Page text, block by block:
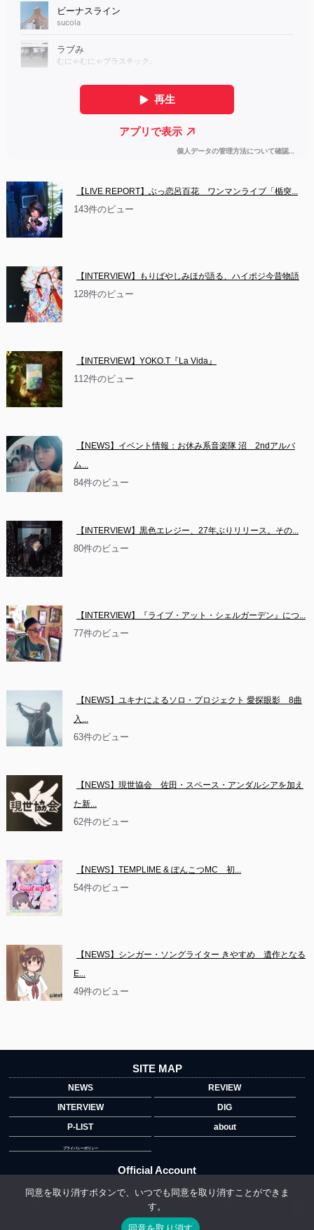
【LIVE REPORT】ぶっ恋呂百花　ワンマンライブ「楯突...
143件のビュー
【INTERVIEW】もりばやしみほが語る、ハイポジ今昔物語
128件のビュー
【INTERVIEW】YOKO.T『La Vida』
112件のビュー
【NEWS】イベント情報：お休み系音楽隊 沼　2ndアルバ
ム...
84件のビュー
【INTERVIEW】黒色エレジー、27年ぶりリリース。その...
80件のビュー
【INTERVIEW】『ライブ・アット・シェルガーデン』につ...
77件のビュー
【NEWS】ユキナによるソロ・プロジェクト 愛探眼影　8曲
入...
63件のビュー
【NEWS】現世協会　佐田・スペース・アンダルシアを加え
た新...
62件のビュー
【NEWS】TEMPLIME & ぽんこつMC　初...
54件のビュー
【NEWS】シンガー・ソングライター きやすめ　遺作となる
E...
49件のビュー
SITE MAP
NEWS
REVIEW
INTERVIEW
DIG
P-LIST
about
プライバシーポリシー
Official Account
同意を取り消すボタンで、いつでも同意を取り消すことができま
す。
同意を取り消す